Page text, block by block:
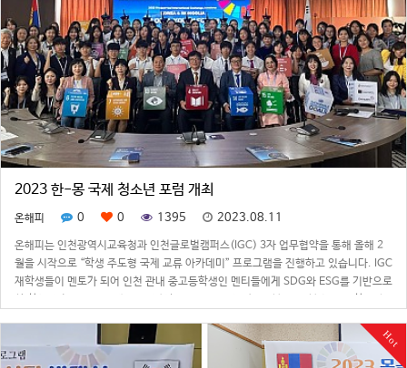
2023 한-몽 국제 청소년 포럼 개최
온해피 0 0 1395 2023.08.11
온해피는 인천광역시교육청과 인천글로벌캠퍼스(IGC) 3자 업무협약을 통해 올해 2
월을 시작으로 “학생 주도형 국제 교류 아카데미” 프로그램을 진행하고 있습니다. IGC
재학생들이 멘토가 되어 인천 관내 중고등학생인 멘티들에게 SDG와 ESG를 기반으로
Hot